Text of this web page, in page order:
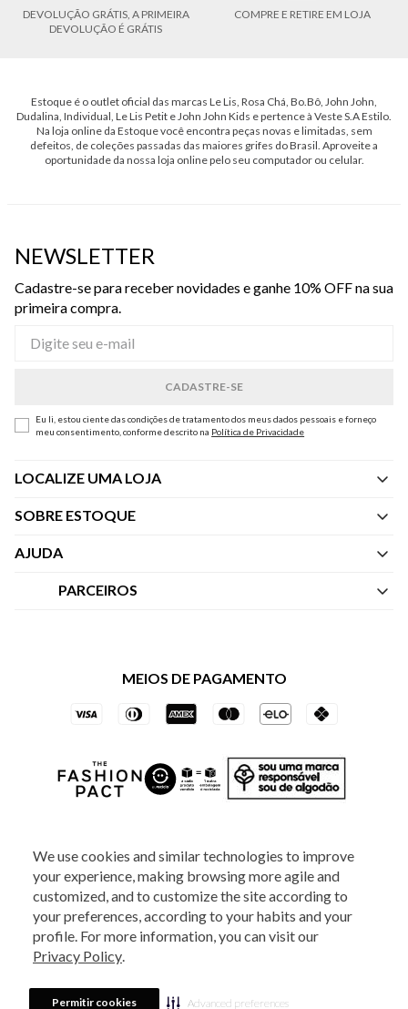
We use cookies and similar technologies to improve
your experience, making browsing more agile and
customized, and to customize the site according to
your preferences, according to your habits and your
profile. For more information, you can visit our
Privacy Policy.
Permitir cookies Advanced preferences
DEVOLUÇÃO GRÁTIS, A PRIMEIRA
DEVOLUÇÃO É GRÁTIS
COMPRE E RETIRE EM LOJA
Estoque é o outlet oficial das marcas Le Lis, Rosa Chá, Bo.Bô, John John,
Dudalina, Individual, Le Lis Petit e John John Kids e pertence à Veste S.A Estilo.
Na loja online da Estoque você encontra peças novas e limitadas, sem
defeitos, de coleções passadas das maiores grifes do Brasil. Aproveite a
oportunidade da nossa loja online pelo seu computador ou celular.
NEWSLETTER
Cadastre-se para receber novidades e ganhe 10% OFF na sua
primeira compra.
Eu li, estou ciente das condições de tratamento dos meus dados pessoais e forneço
meu consentimento, conforme descrito na Política de Privacidade
LOCALIZE UMA LOJA
SOBRE ESTOQUE
Quem Somos
AJUDA
Central de Atendimento
Trocas e Devoluções
PARCEIROS
Vai de Visa
Azul Fidelidade
MEIOS DE PAGAMENTO
2025 - Veste S.A Estilo. Todos os direitos reservados - A loja Estoque reserva-
se no direito de corrigir ou alterar informações como: preços, promoções e
880 5520.Horário de Atendimento:
Sábados das 8h às 14h, exceto feriados. Veste S.A Estilo. Rua Othão, 405, Vila